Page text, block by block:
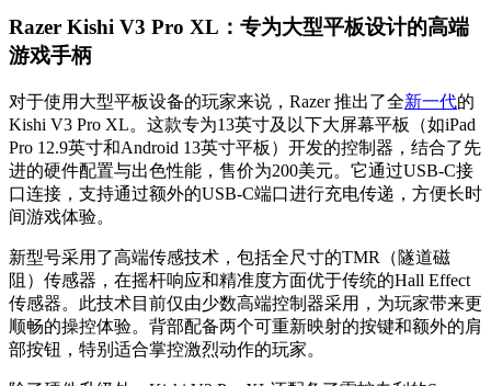
Razer Kishi V3 Pro XL：专为大型平板设计的高端
游戏手柄
对于使用大型平板设备的玩家来说，Razer 推出了全新一代的
Kishi V3 Pro XL。这款专为13英寸及以下大屏幕平板（如iPad
Pro 12.9英寸和Android 13英寸平板）开发的控制器，结合了先
进的硬件配置与出色性能，售价为200美元。它通过USB-C接
口连接，支持通过额外的USB-C端口进行充电传递，方便长时
间游戏体验。
新型号采用了高端传感技术，包括全尺寸的TMR（隧道磁
阻）传感器，在摇杆响应和精准度方面优于传统的Hall Effect
传感器。此技术目前仅由少数高端控制器采用，为玩家带来更
顺畅的操控体验。背部配备两个可重新映射的按键和额外的肩
部按钮，特别适合掌控激烈动作的玩家。